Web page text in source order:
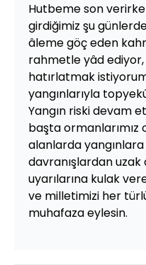
Hutbeme son
girdiğimiz şu
âleme göç eden
rahmetle yâd
hatırlatmak
yangınlarıyla
Yangın riski devam
başta ormanlarımız
alanlarda
davranışlardan uzak
uyarılarına kulak
ve milletimizi her
muhafaza eylesin.